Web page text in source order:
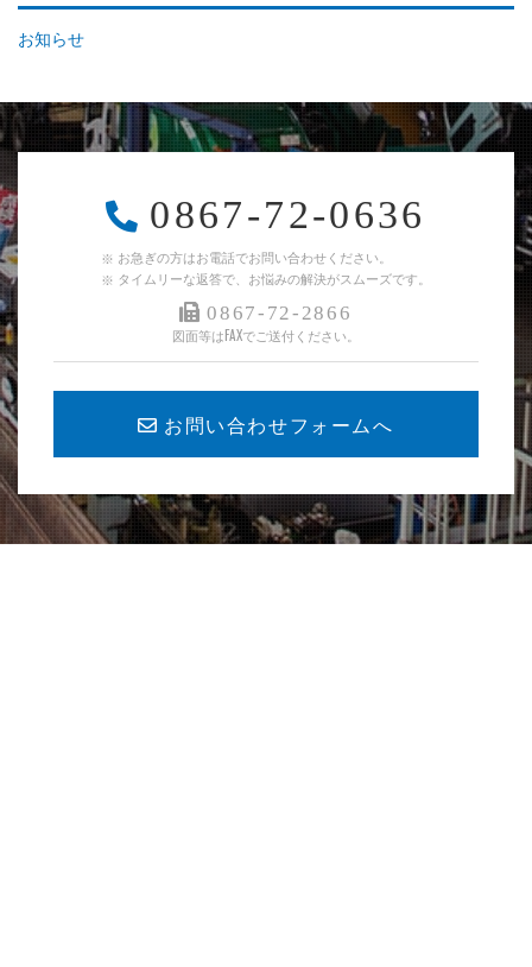
お知らせ
0867-72-0636
お急ぎの方はお電話でお問い合わせください。
タイムリーな返答で、お悩みの解決がスムーズです。
0867-72-2866
図面等はFAXでご送付ください。
お問い合わせフォームへ